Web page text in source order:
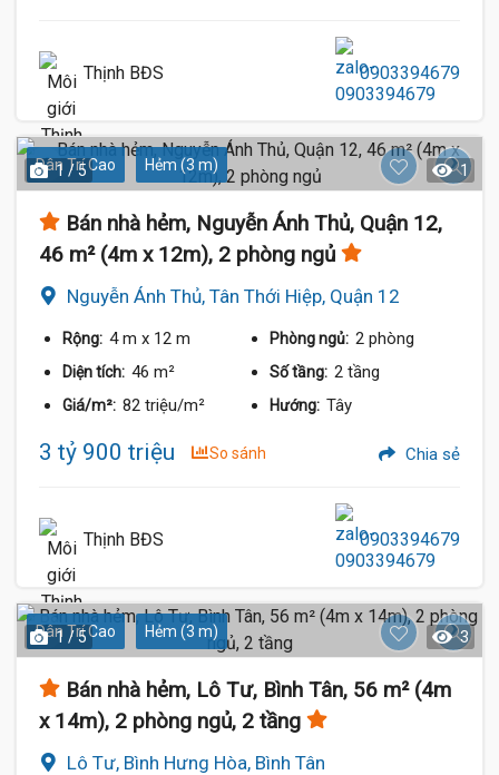
Thịnh BĐS 0903394679
Dân Trí Cao Hẻm (3 m)
1 / 5 1
Bán nhà hẻm, Nguyễn Ánh Thủ, Quận 12,
46 m² (4m x 12m), 2 phòng ngủ
Nguyễn Ánh Thủ, Tân Thới Hiệp, Quận 12
Rộng: 4 m x 12 m Phòng ngủ: 2 phòng
Diện tích: 46 m² Số tầng: 2 tầng
Giá/m²: 82 triệu/m² Hướng: Tây
3 tỷ 900 triệu So sánh Chia sẻ
Thịnh BĐS 0903394679
Dân Trí Cao Hẻm (3 m)
1 / 5 3
Bán nhà hẻm, Lô Tư, Bình Tân, 56 m² (4m
x 14m), 2 phòng ngủ, 2 tầng
Lô Tư, Bình Hưng Hòa, Bình Tân